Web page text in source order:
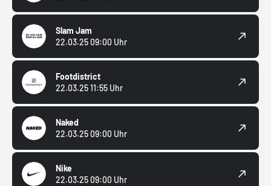
Slam Jam
22.03.25 09:00 Uhr
Footdistrict
22.03.25 11:55 Uhr
Naked
22.03.25 09:00 Uhr
Nike
22.03.25 09:00 Uhr